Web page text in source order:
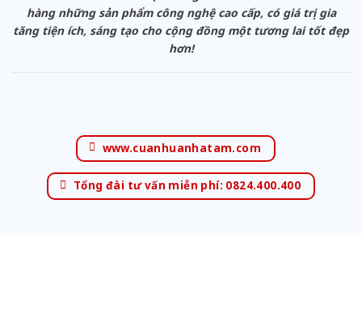
hàng những sản phẩm công nghệ cao cấp, có giá trị gia
tăng tiện ích, sáng tạo cho cộng đồng một tương lai tốt đẹp
hơn!
www.cuanhuanhatam.com
Tổng đài tư vấn miễn phí: 0824.400.400